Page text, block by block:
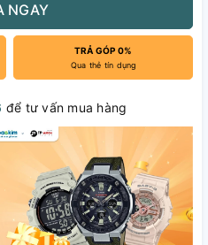
NGAY
TRẢ GÓP 0%
Qua thẻ tín dụng
để tư vấn mua hàng